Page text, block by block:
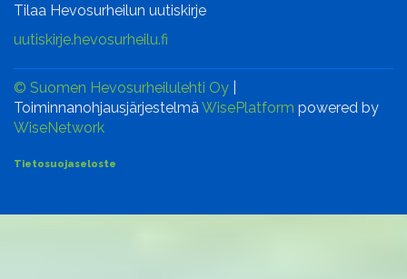
Tilaa Hevosurheilun uutiskirje
uutiskirje.hevosurheilu.fi
© Suomen Hevosurheilulehti Oy
ToiminnanohjausjärjestelmäWisePlatform powered by
WiseNetwork
Tietosuojaseloste